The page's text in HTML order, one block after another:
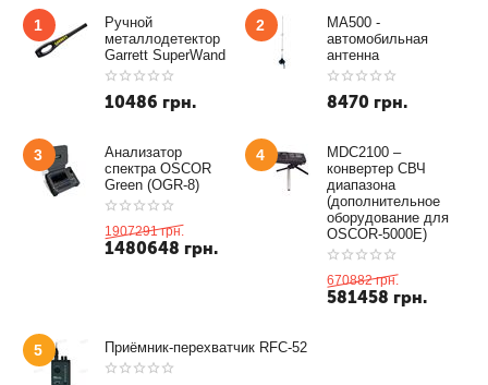
1
Ручной
металлодетектор
Garrett SuperWand
10486 грн.
2
MA500 -
автомобильная
антенна
8470 грн.
3
Анализатор
спектра OSCOR
Green (OGR-8)
1907291 грн.
1480648 грн.
4
MDC2100 –
конвертер СВЧ
диапазона
(дополнительное
оборудование для
OSCOR-5000E)
670882 грн.
581458 грн.
5 Приёмник-перехватчик RFC-52